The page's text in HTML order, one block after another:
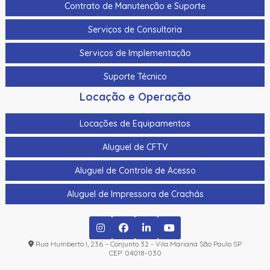
Controlador De Acesso P/ Elevador Hikvision Ds-K2210
Controlador De Acesso P/ Elevador Hikvision Ds-
Controladora De Acesso Hikvision Ds-K2602Tmain Board
02 Portas Somente A Placa
Controladora De Acesso Hikvision Ds-K2604T Main Board
4 Portas Somente A Placa
Controladora De Acesso Hikvision Ds-K2604Tmain Board
4 Portas Somente A Placa
Controladora De Acesso Hikvision Ds-K2812 02 Portas
Controladora De Acesso Hikvision Ds-K2814 04 Portas
Controle De Acesso Facial C/ Video Porteiro Hikvision
Ds-K1T342Mfwx Wifi 10.000 Faces Digital
Contrato de Manutenção e Suporte
Serviços de Consultoria
Serviços de Implementação
Suporte Técnico
Locação e Operação
Locações de Equipamentos
Aluguel de CFTV
Aluguel de Controle de Acesso
Aluguel de Impressora de Crachás
Rua Humberto I, 236 – Conjunto 32 - Vila Mariana São Paulo SP
CEP: 04018-030